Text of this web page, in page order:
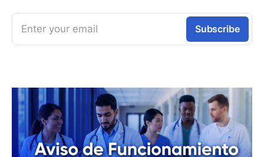
Enter your email Subscribe